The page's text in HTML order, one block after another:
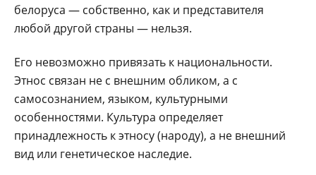
белоруса — собственно, как и представителя
любой другой страны — нельзя.
Его невозможно привязать к национальности.
Этнос связан не с внешним обликом, а с
самосознанием, языком, культурными
особенностями. Культура определяет
принадлежность к этносу (народу), а не внешний
вид или генетическое наследие.